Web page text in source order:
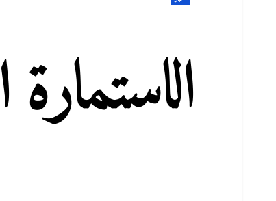
الاستمارة